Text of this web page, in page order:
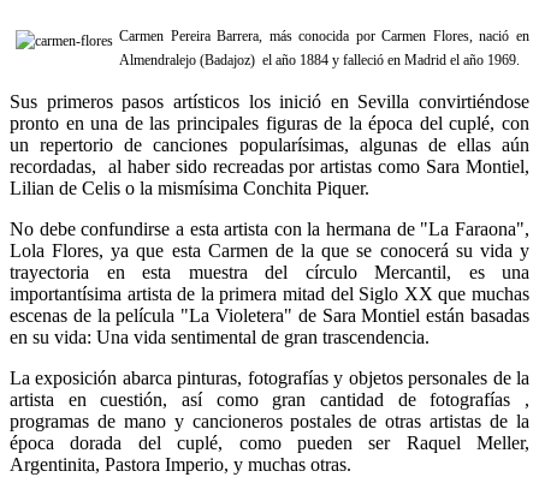
Carmen Pereira Barrera, más conocida por Carmen Flores, nació en
Almendralejo (Badajoz) el año 1884 y falleció en Madrid el año 1969.
Sus primeros pasos artísticos los inició en Sevilla convirtiéndose
pronto en una de las principales figuras de la época del cuplé, con
un repertorio de canciones popularísimas, algunas de ellas aún
recordadas, al haber sido recreadas por artistas como Sara Montiel,
Lilian de Celis o la mismísima Conchita Piquer.
No debe confundirse a esta artista con la hermana de "La Faraona",
Lola Flores, ya que esta Carmen de la que se conocerá su vida y
trayectoria en esta muestra del círculo Mercantil, es una
importantísima artista de la primera mitad del Siglo XX que muchas
escenas de la película "La Violetera" de Sara Montiel están basadas
en su vida: Una vida sentimental de gran trascendencia.
La exposición abarca pinturas, fotografías y objetos personales de la
artista en cuestión, así como gran cantidad de fotografías ,
programas de mano y cancioneros postales de otras artistas de la
época dorada del cuplé, como pueden ser Raquel Meller,
Argentinita, Pastora Imperio, y muchas otras.